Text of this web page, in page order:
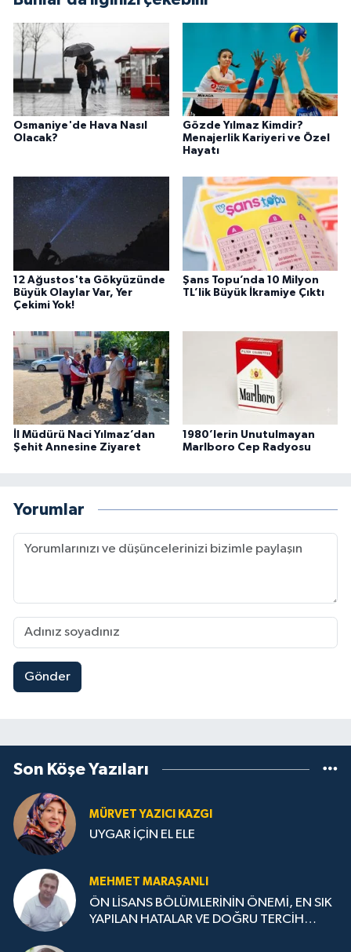
Osmaniye'de Hava Nasıl
Olacak?
Gözde Yılmaz Kimdir?
Menajerlik Kariyeri ve Özel
Hayatı
12 Ağustos'ta Gökyüzünde
Büyük Olaylar Var, Yer
Çekimi Yok!
Şans Topu’nda 10 Milyon
TL’lik Büyük İkramiye Çıktı
İl Müdürü Naci Yılmaz’dan
Şehit Annesine Ziyaret
1980’lerin Unutulmayan
Marlboro Cep Radyosu
Yorumlar
Gönder
Son Köşe Yazıları
MÜRVET YAZICI KAZGI
UYGAR İÇİN EL ELE
MEHMET MARAŞANLI
ÖN LİSANS BÖLÜMLERİNİN ÖNEMİ, EN SIK
YAPILAN HATALAR VE DOĞRU TERCİH